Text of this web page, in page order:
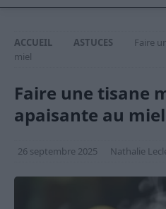
ACCUEIL ASTUCES
Faire
miel
Faire une tisane
apaisante au miel
26 septembre 2025 Nathalie